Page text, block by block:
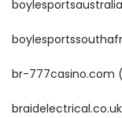
br-777casino.com
braidelectrical.co.uk